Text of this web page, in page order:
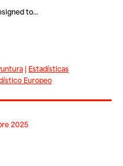
to…
| Estadísticas
Europeo
2025